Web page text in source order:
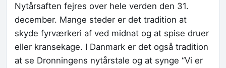
Nytårsaften fejres over hele verden den 31.
december. Mange steder er det tradition at
skyde fyrværkeri af ved midnat og at spise druer
eller kransekage. I Danmark er det også tradition
at se Dronningens nytårstale og at synge “Vi er